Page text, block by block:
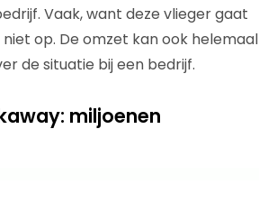
Vaak, want deze vlieger gaat
op. De omzet kan ook helemaal
de situatie bij een bedrijf.
miljoenen